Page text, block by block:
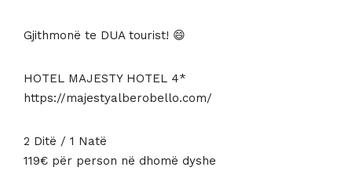
Gjithmonë te DUA tourist! 😄
HOTEL MAJESTY HOTEL 4*
https://majestyalberobello.com/
2 Ditë / 1 Natë
119€ për person në dhomë dyshe